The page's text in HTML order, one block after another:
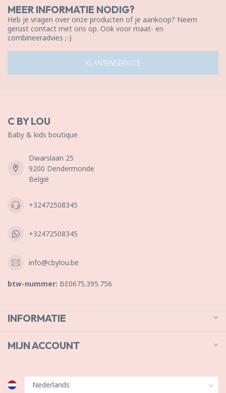
MEER INFORMATIE NODIG?
Heb je vragen over onze producten of je aankoop? Neem
gerust contact met ons op. Ook voor maat- en
combineeradvies ;-)
KLANTENSERVICE
C BY LOU
Baby & kids boutique
Dwarslaan 25
9200 Dendermonde
België
+32472508345
+32472508345
info@cbylou.be
btw-nummer: BE0675.395.756
INFORMATIE
MIJN ACCOUNT